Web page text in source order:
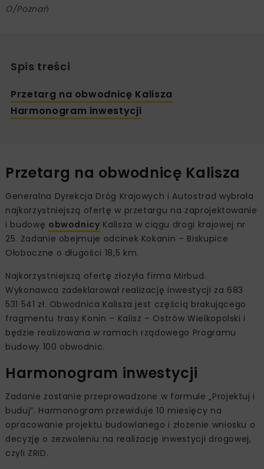
O/Poznań
Spis treści
Przetarg na obwodnicę Kalisza
Harmonogram inwestycji
Przetarg na obwodnicę Kalisza
Generalna Dyrekcja Dróg Krajowych i Autostrad wybrała
najkorzystniejszą ofertę w przetargu na zaprojektowanie
i budowę obwodnicy Kalisza w ciągu drogi krajowej nr
25. Zadanie obejmuje odcinek Kokanin – Biskupice
Ołoboczne o długości 18,5 km.
Najkorzystniejszą ofertę złożyła firma Mirbud.
Wykonawca zadeklarował realizację inwestycji za 683
531 541 zł. Obwodnica Kalisza jest częścią brakującego
fragmentu trasy Konin – Kalisz – Ostrów Wielkopolski i
będzie realizowana w ramach rządowego Programu
budowy 100 obwodnic.
Harmonogram inwestycji
Zadanie zostanie przeprowadzone w formule „Projektuj i
buduj”. Harmonogram przewiduje 10 miesięcy na
opracowanie projektu budowlanego i złożenie wniosku o
decyzję o zezwoleniu na realizację inwestycji drogowej,
czyli ZRID.